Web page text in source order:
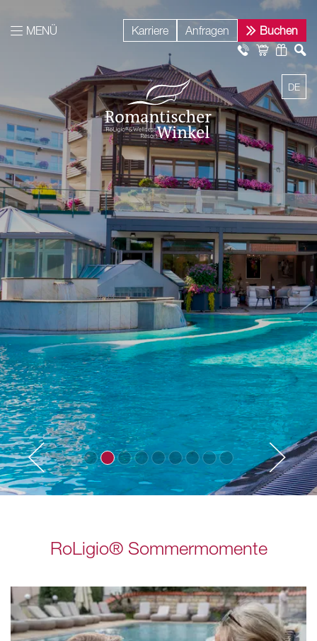
MENÜ
DE
Karriere Anfragen Buchen
RoLigio® Sommermomente